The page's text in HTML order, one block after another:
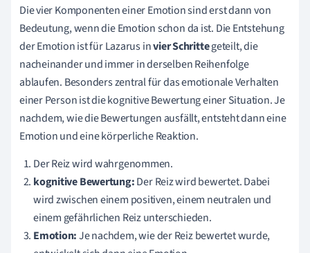
Die vier Komponenten einer Emotion sind erst dann von
Bedeutung, wenn die Emotion schon da ist. Die Entstehung
der Emotion ist für Lazarus invier Schrittegeteilt, die
nacheinander und immer in derselben Reihenfolge
ablaufen. Besonders zentral für das emotionale Verhalten
einer Person ist die kognitive Bewertung einer Situation. Je
nachdem, wie die Bewertungen ausfällt, entsteht dann eine
Emotion und eine körperliche Reaktion.
Der Reiz wird wahrgenommen.
kognitive Bewertung:Der Reiz wird bewertet. Dabei
wird zwischen einem positiven, einem neutralen und
einem gefährlichen Reiz unterschieden.
Emotion:Je nachdem, wie der Reiz bewertet wurde,